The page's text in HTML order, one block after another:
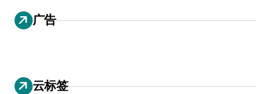
广告
云标签